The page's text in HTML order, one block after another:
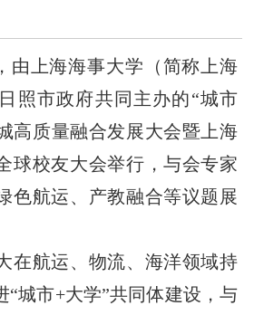
由上海海事大学（简称上海
照市政府共同主办的“城市
高质量融合发展大会暨上海
球校友大会举行，与会专家
色航运、产教融合等议题展
在航运、物流、海洋领域持
“城市+大学”共同体建设，与